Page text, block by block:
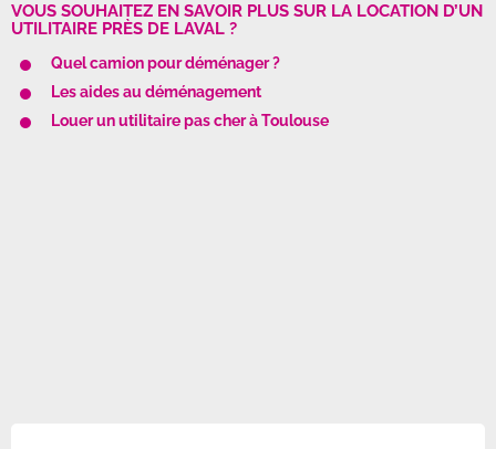
VOUS SOUHAITEZ EN SAVOIR PLUS SUR LA LOCATION D’UN
UTILITAIRE PRÈS DE LAVAL ?
Quel camion pour déménager ?
Les aides au déménagement
Louer un utilitaire pas cher à Toulouse